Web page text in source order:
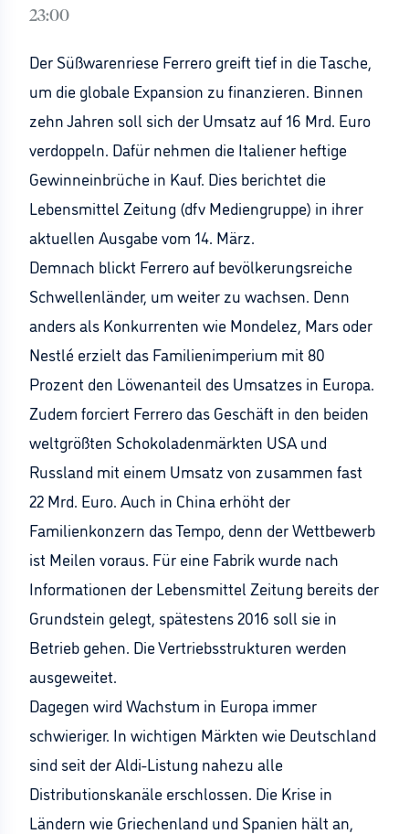
23:00
Der Süßwarenriese Ferrero greift tief in die Tasche,
um die globale Expansion zu finanzieren. Binnen
zehn Jahren soll sich der Umsatz auf 16 Mrd. Euro
verdoppeln. Dafür nehmen die Italiener heftige
Gewinneinbrüche in Kauf. Dies berichtet die
Lebensmittel Zeitung (dfv Mediengruppe) in ihrer
aktuellen Ausgabe vom 14. März.
Demnach blickt Ferrero auf bevölkerungsreiche
Schwellenländer, um weiter zu wachsen. Denn
anders als Konkurrenten wie Mondelez, Mars oder
Nestlé erzielt das Familienimperium mit 80
Prozent den Löwenanteil des Umsatzes in Europa.
Zudem forciert Ferrero das Geschäft in den beiden
weltgrößten Schokoladenmärkten USA und
Russland mit einem Umsatz von zusammen fast
22 Mrd. Euro. Auch in China erhöht der
Familienkonzern das Tempo, denn der Wettbewerb
ist Meilen voraus. Für eine Fabrik wurde nach
Informationen der Lebensmittel Zeitung bereits der
Grundstein gelegt, spätestens 2016 soll sie in
Betrieb gehen. Die Vertriebsstrukturen werden
ausgeweitet.
Dagegen wird Wachstum in Europa immer
schwieriger. In wichtigen Märkten wie Deutschland
sind seit der Aldi-Listung nahezu alle
Distributionskanäle erschlossen. Die Krise in
Ländern wie Griechenland und Spanien hält an,